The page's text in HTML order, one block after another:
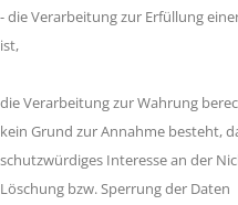
- die Verarbeitung zur Erfüllung
ist,
die Verarbeitung zur Wahrung
kein Grund zur Annahme besteht,
schutzwürdiges Interesse an der
Löschung bzw. Sperrung der Daten